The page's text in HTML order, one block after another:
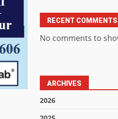
RECENT COMMENTS
No comments to
ARCHIVES
2026